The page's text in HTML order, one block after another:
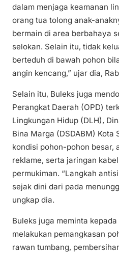
dalam menjaga keamanan
orang tua tolong anak-
bermain di area berbahaya
selokan. Selain itu, tidak
berteduh di bawah pohon
angin kencang,” ujar dia,
Selain itu, Buleks juga
Perangkat Daerah (OPD)
Lingkungan Hidup (DLH),
Bina Marga (DSDABM) Kota
kondisi pohon-pohon besar,
reklame, serta jaringan
permukiman. “Langkah
sejak dini dari pada
ungkap dia.
Buleks juga meminta
melakukan pemangkasan
rawan tumbang,